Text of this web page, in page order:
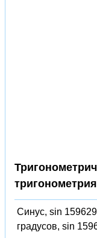
тригонометрия
Синус, sin 159629
градусов, sin